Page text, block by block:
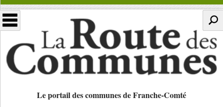
Le portail des communes de Franche-Comté